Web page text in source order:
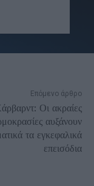
Επόμενο άρθρο
Οι ακραίες
αυξάνουν
τα εγκεφαλικά
επεισόδια